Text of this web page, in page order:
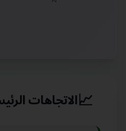
📈الاتجاهات